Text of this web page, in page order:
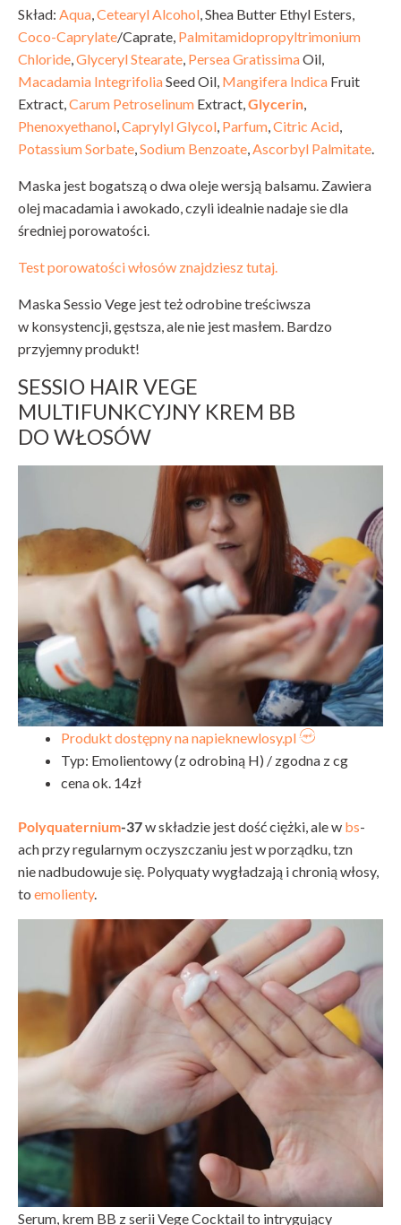
Skład: Aqua,Cetearyl Alcohol,Shea Butter Ethyl Esters,
Coco-Caprylate/Caprate, Palmitamidopropyltrimonium
Chloride,Glyceryl Stearate, Persea GratissimaOil,
Macadamia IntegrifoliaSeed Oil, Mangifera Indica Fruit
Extract,Carum Petroselinum Extract,Glycerin,
Phenoxyethanol,Caprylyl Glycol, Parfum,Citric Acid,
Potassium Sorbate,Sodium Benzoate,Ascorbyl Palmitate.
Maska jest bogatszą o dwa oleje wersją balsamu. Zawiera
olej macadamia i awokado, czyli idealnie nadaje sie dla
średniej porowatości.
Test porowatości włosów znajdziesz tutaj.
Maska Sessio Vege jest też odrobine treściwsza
w konsystencji, gęstsza, ale nie jest masłem. Bardzo
przyjemny produkt!
SESSIO HAIR VEGE
MULTIFUNKCYJNY KREM BB
DO WŁOSÓW
Produkt dostępny na napieknewlosy.pl
Typ: Emolientowy (z odrobiną H) / zgodna z cg
cena ok. 14zł
Polyquaternium-37w składzie jestdość ciężki, ale w bs-
ach przy regularnym oczyszczaniu jest w porządku, tzn
nie nadbudowuje się. Polyquaty wygładzają i chronią włosy,
to emolienty.
Serum, krem BB z serii Vege Cocktail to intrygujący